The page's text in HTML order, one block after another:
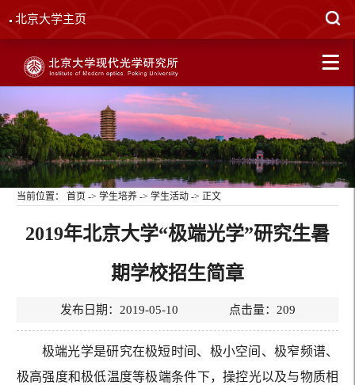
北京大学主页
当前位置： 首页 -> 学生培养-> 学生活动-> 正文
2019年北京大学“极端光学”研究生暑
期学校招生简章
发布日期：2019-05-10 点击量： 209
极端光学是研究在极短时间、极小空间、极窄频谱、
极高强度和极低温度等极端条件下，操控光以及与物质相